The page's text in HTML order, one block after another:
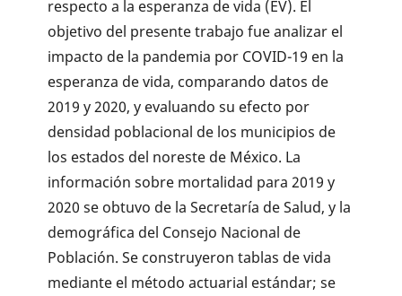
respecto a la esperanza de vida (EV). El
objetivo del presente trabajo fue analizar el
impacto de la pandemia por COVID-19 en la
esperanza de vida, comparando datos de
2019 y 2020, y evaluando su efecto por
densidad poblacional de los municipios de
los estados del noreste de México. La
información sobre mortalidad para 2019 y
2020 se obtuvo de la Secretaría de Salud, y la
demográfica del Consejo Nacional de
Población. Se construyeron tablas de vida
mediante el método actuarial estándar; se